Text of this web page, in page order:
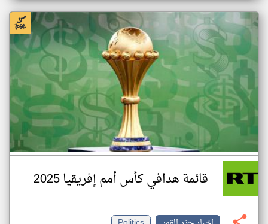
قائمة هدافي كأس أمم إفريقيا 2025